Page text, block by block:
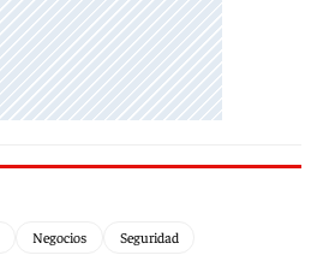
Negocios Seguridad